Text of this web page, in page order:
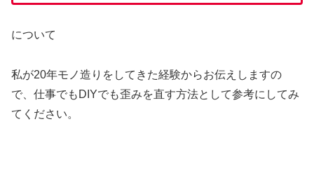
について
私が20年モノ造りをしてきた経験からお伝えしますの
で、仕事でもDIYでも歪みを直す方法として参考にしてみ
てください。